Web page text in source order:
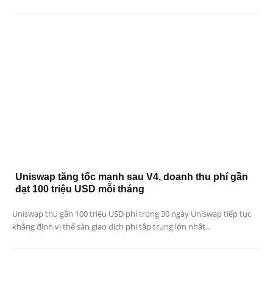
Uniswap tăng tốc mạnh sau V4, doanh thu phí gần
đạt 100 triệu USD mỗi tháng
Uniswap thu gần 100 triệu USD phí trong 30 ngày Uniswap tiếp tục
khẳng định vị thế sàn giao dịch phi tập trung lớn nhất...